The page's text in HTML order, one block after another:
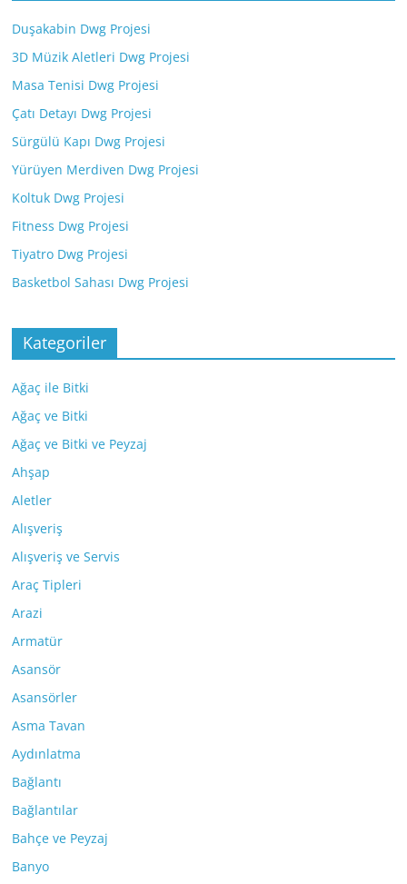
Duşakabin Dwg Projesi
3D Müzik Aletleri Dwg Projesi
Masa Tenisi Dwg Projesi
Çatı Detayı Dwg Projesi
Sürgülü Kapı Dwg Projesi
Yürüyen Merdiven Dwg Projesi
Koltuk Dwg Projesi
Fitness Dwg Projesi
Tiyatro Dwg Projesi
Basketbol Sahası Dwg Projesi
Kategoriler
Ağaç ile Bitki
Ağaç ve Bitki
Ağaç ve Bitki ve Peyzaj
Ahşap
Aletler
Alışveriş
Alışveriş ve Servis
Araç Tipleri
Arazi
Armatür
Asansör
Asansörler
Asma Tavan
Aydınlatma
Bağlantı
Bağlantılar
Bahçe ve Peyzaj
Banyo